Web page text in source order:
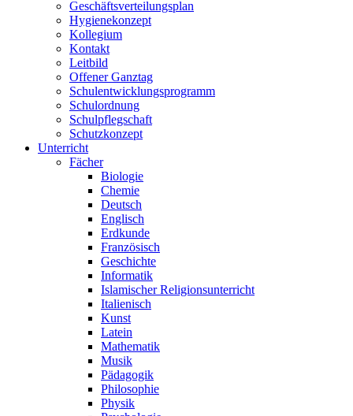
Geschäftsverteilungsplan
Hygienekonzept
Kollegium
Kontakt
Leitbild
Offener Ganztag
Schulentwicklungsprogramm
Schulordnung
Schulpflegschaft
Schutzkonzept
Unterricht
Fächer
Biologie
Chemie
Deutsch
Englisch
Erdkunde
Französisch
Geschichte
Informatik
Islamischer Religionsunterricht
Italienisch
Kunst
Latein
Mathematik
Musik
Pädagogik
Philosophie
Physik